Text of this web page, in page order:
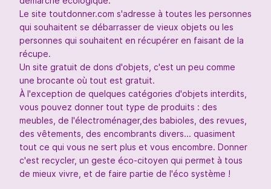
Le site toutdonner.com s'adresse à toutes les personnes
qui souhaitent se débarrasser de vieux objets ou les
personnes qui souhaitent en récupérer en faisant de la
récupe.
Un site gratuit de dons d'objets, c'est un peu comme
une brocante où tout est gratuit.
À l'exception de quelques catégories d'objets interdits,
vous pouvez donner tout type de produits : des
meubles, de l'électroménager,des babioles, des revues,
des vêtements, des encombrants divers... quasiment
tout ce qui vous ne sert plus et vous encombre. Donner
c'est recycler, un geste éco-citoyen qui permet à tous
de mieux vivre, et de faire partie de l'éco système !